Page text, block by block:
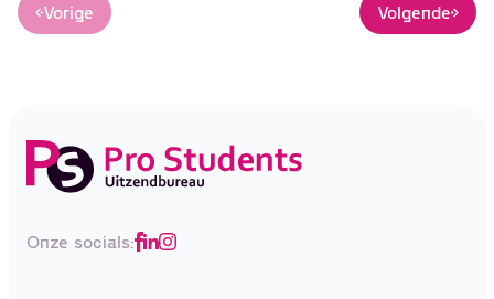
Vorige Volgende
Onze socials: